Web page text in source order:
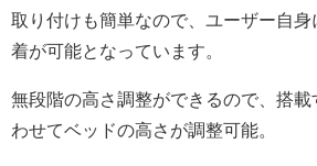
取り付けも簡単なので、ユーザー自
着が可能となっています。
無段階の高さ調整ができるので、搭
わせてベッドの高さが調整可能。